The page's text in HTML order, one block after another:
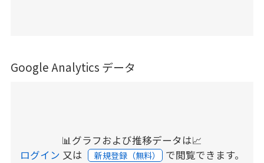
Google Analytics データ
📊グラフおよび推移データは📈
ログイン 又は 新規登録（無料） で閲覧できます。